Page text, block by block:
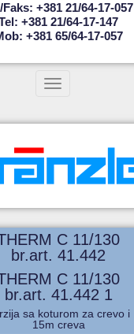
faks: +381 21/64-17-057
+381 21/64-17-147
+381 65/64-17-057
Toggle navigation
C 11/130
br.art. 41.442
C 11/130
br.art. 41.442 1
sa koturom za crevo i
15m creva